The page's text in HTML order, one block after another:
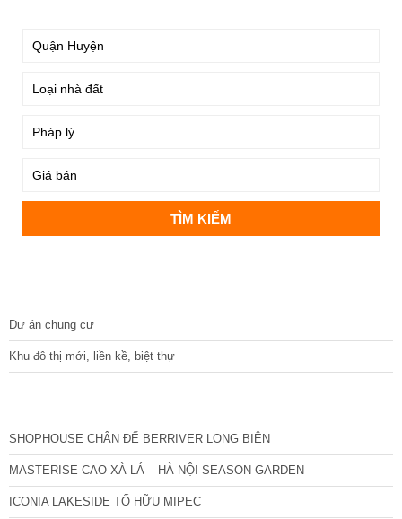
Dự án chung cư
Khu đô thị mới, liền kề, biệt thự
SHOPHOUSE CHÂN ĐẾ BERRIVER LONG BIÊN
MASTERISE CAO XÀ LÁ – HÀ NỘI SEASON GARDEN
ICONIA LAKESIDE TỐ HỮU MIPEC